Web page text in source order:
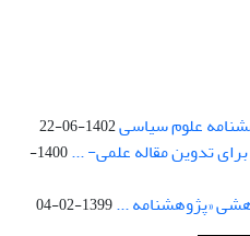
علوم سیاسی1402-06-22
تدوین مقاله علمی- ...
1400-
«پژوهشنامه ...1399-02-04